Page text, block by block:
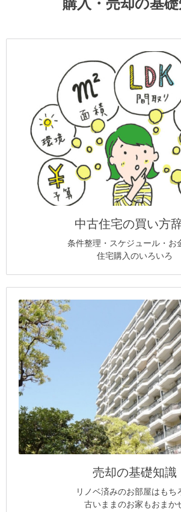
購入・売却の基
中古住宅の買い方
条件整理・スケジュール・お
住宅購入のいろいろ
売却の基礎知識
リノベ済みのお部屋はもち
古いままのお家もおまか